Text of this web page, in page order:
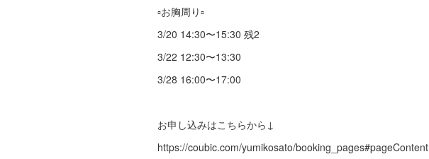
▫️お胸周り▫️
3/20 14:30〜15:30 残2
3/22 12:30〜13:30
3/28 16:00〜17:00
お申し込みはこちらから↓
https://coubic.com/yumikosato/booking_pages#pageContent